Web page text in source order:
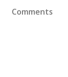
Comments